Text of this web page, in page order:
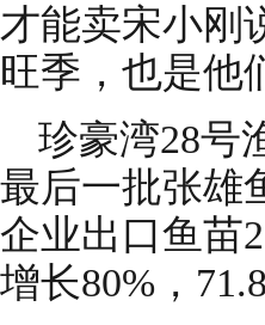
才能卖宋小刚
旺季，也是他
珍豪湾28号
最后一批张雄
企业出口鱼苗
增长80%，